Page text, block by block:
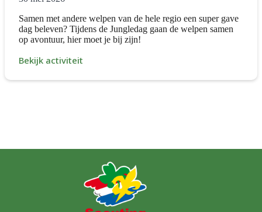
Samen met andere welpen van de hele regio een super gave
dag beleven? Tijdens de Jungledag gaan de welpen samen
op avontuur, hier moet je bij zijn!
Bekijk activiteit